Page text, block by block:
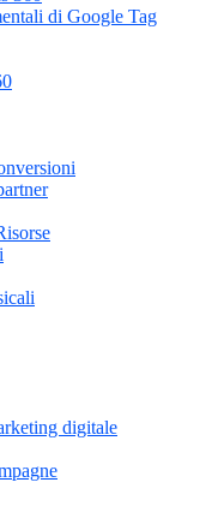
di Google Tag
digitale